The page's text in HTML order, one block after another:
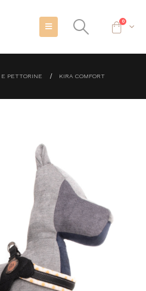
0
PETTORINE KIRA COMFORT